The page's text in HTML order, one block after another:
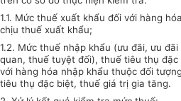
1.1. Mức thuế xuất khẩu đối với hàng
chịu thuế xuất khẩu;
1.2. Mức thuế nhập khẩu (ưu đãi, ưu
quan, thuế tuyệt đối), thuế tiêu thụ
với hàng hóa nhập khẩu thuộc đối
tiêu thụ đặc biệt, thuế giá trị gia tăng.